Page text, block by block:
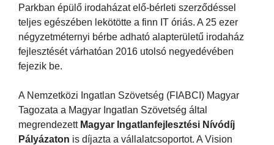
Parkban épülő irodaházat elő-bérleti szerződéssel
teljes egészében lekötötte a finn IT óriás. A 25 ezer
négyzetméternyi bérbe adható alapterületű irodaház
fejlesztését várhatóan 2016 utolsó negyedévében
fejezik be.
A Nemzetközi Ingatlan Szövetség (FIABCI) Magyar
Tagozata a Magyar Ingatlan Szövetség által
megrendezett Magyar Ingatlanfejlesztési Nívódíj
Pályázaton is díjazta a vállalatcsoportot. A Vision